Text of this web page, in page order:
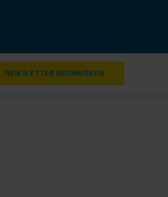
NEWSLETTER ABONNIEREN